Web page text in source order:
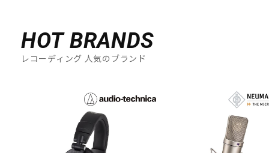
HOT BRANDS
レコーディング 人気のブランド